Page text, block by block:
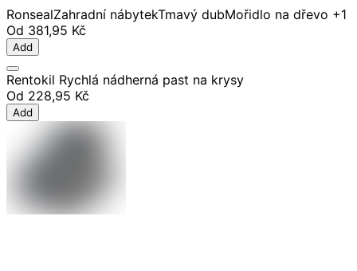
RonsealZahradní nábytekTmavý dubMořidlo na dřevo +1
Od 381,95 Kč
Add
Rentokil Rychlá nádherná past na krysy
Od 228,95 Kč
Add